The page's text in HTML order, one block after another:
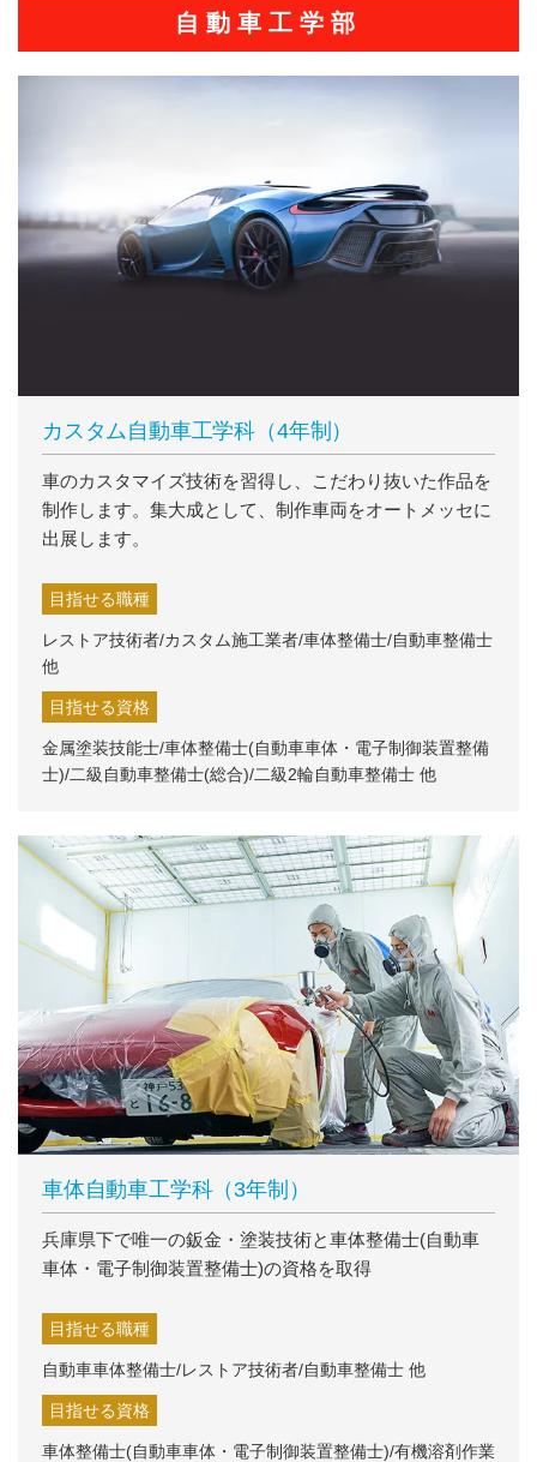
自動車工学部
カスタム自動車工学科（4年制）
車のカスタマイズ技術を習得し、こだわり抜いた作品を
制作します。集大成として、制作車両をオートメッセに
出展します。
目指せる職種
レストア技術者/カスタム施工業者/車体整備士/自動車整備士
他
目指せる資格
金属塗装技能士/車体整備士(自動車車体・電子制御装置整備
士)/二級自動車整備士(総合)/二級2輪自動車整備士 他
車体自動車工学科（3年制）
兵庫県下で唯一の鈑金・塗装技術と車体整備士(自動車
車体・電子制御装置整備士)の資格を取得
目指せる職種
自動車車体整備士/レストア技術者/自動車整備士 他
目指せる資格
車体整備士(自動車車体・電子制御装置整備士)/有機溶剤作業